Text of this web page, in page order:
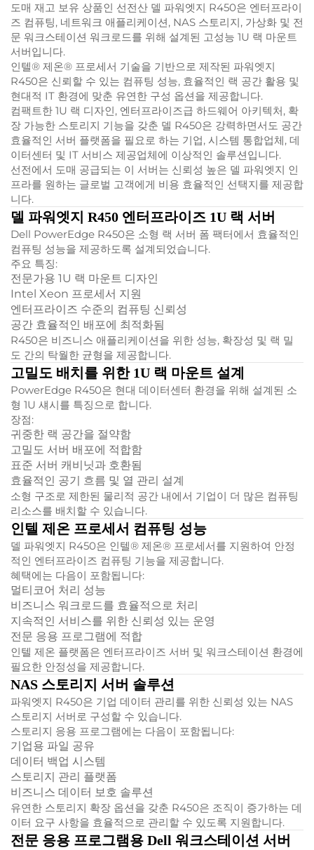
도매 재고 보유 상품인 선전산 델 파워엣지 R450은 엔터프라이
즈 컴퓨팅, 네트워크 애플리케이션, NAS 스토리지, 가상화 및 전
문 워크스테이션 워크로드를 위해 설계된 고성능 1U 랙 마운트
서버입니다.
인텔® 제온® 프로세서 기술을 기반으로 제작된 파워엣지
R450은 신뢰할 수 있는 컴퓨팅 성능, 효율적인 랙 공간 활용 및
현대적 IT 환경에 맞춘 유연한 구성 옵션을 제공합니다.
컴팩트한 1U 랙 디자인, 엔터프라이즈급 하드웨어 아키텍처, 확
장 가능한 스토리지 기능을 갖춘 델 R450은 강력하면서도 공간
효율적인 서버 플랫폼을 필요로 하는 기업, 시스템 통합업체, 데
이터센터 및 IT 서비스 제공업체에 이상적인 솔루션입니다.
선전에서 도매 공급되는 이 서버는 신뢰성 높은 델 파워엣지 인
프라를 원하는 글로벌 고객에게 비용 효율적인 선택지를 제공합
니다.
델 파워엣지 R450 엔터프라이즈 1U 랙 서버
Dell PowerEdge R450은 소형 랙 서버 폼 팩터에서 효율적인
컴퓨팅 성능을 제공하도록 설계되었습니다.
주요 특징:
전문가용 1U 랙 마운트 디자인
Intel Xeon 프로세서 지원
엔터프라이즈 수준의 컴퓨팅 신뢰성
공간 효율적인 배포에 최적화됨
R450은 비즈니스 애플리케이션을 위한 성능, 확장성 및 랙 밀
도 간의 탁월한 균형을 제공합니다.
고밀도 배치를 위한 1U 랙 마운트 설계
PowerEdge R450은 현대 데이터센터 환경을 위해 설계된 소
형 1U 섀시를 특징으로 합니다.
장점:
귀중한 랙 공간을 절약함
고밀도 서버 배포에 적합함
표준 서버 캐비닛과 호환됨
효율적인 공기 흐름 및 열 관리 설계
소형 구조로 제한된 물리적 공간 내에서 기업이 더 많은 컴퓨팅
리소스를 배치할 수 있습니다.
인텔 제온 프로세서 컴퓨팅 성능
델 파워엣지 R450은 인텔® 제온® 프로세서를 지원하여 안정
적인 엔터프라이즈 컴퓨팅 기능을 제공합니다.
혜택에는 다음이 포함됩니다:
멀티코어 처리 성능
비즈니스 워크로드를 효율적으로 처리
지속적인 서비스를 위한 신뢰성 있는 운영
전문 응용 프로그램에 적합
인텔 제온 플랫폼은 엔터프라이즈 서버 및 워크스테이션 환경에
필요한 안정성을 제공합니다.
NAS 스토리지 서버 솔루션
파워엣지 R450은 기업 데이터 관리를 위한 신뢰성 있는 NAS
스토리지 서버로 구성할 수 있습니다.
스토리지 응용 프로그램에는 다음이 포함됩니다:
기업용 파일 공유
데이터 백업 시스템
스토리지 관리 플랫폼
비즈니스 데이터 보호 솔루션
유연한 스토리지 확장 옵션을 갖춘 R450은 조직이 증가하는 데
이터 요구 사항을 효율적으로 관리할 수 있도록 지원합니다.
전문 응용 프로그램용 Dell 워크스테이션 서버